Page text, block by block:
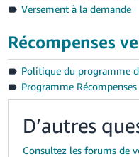
Versement à la demande
Récompenses
Politique du programme
Programme
D’autres
Consultez les forums de